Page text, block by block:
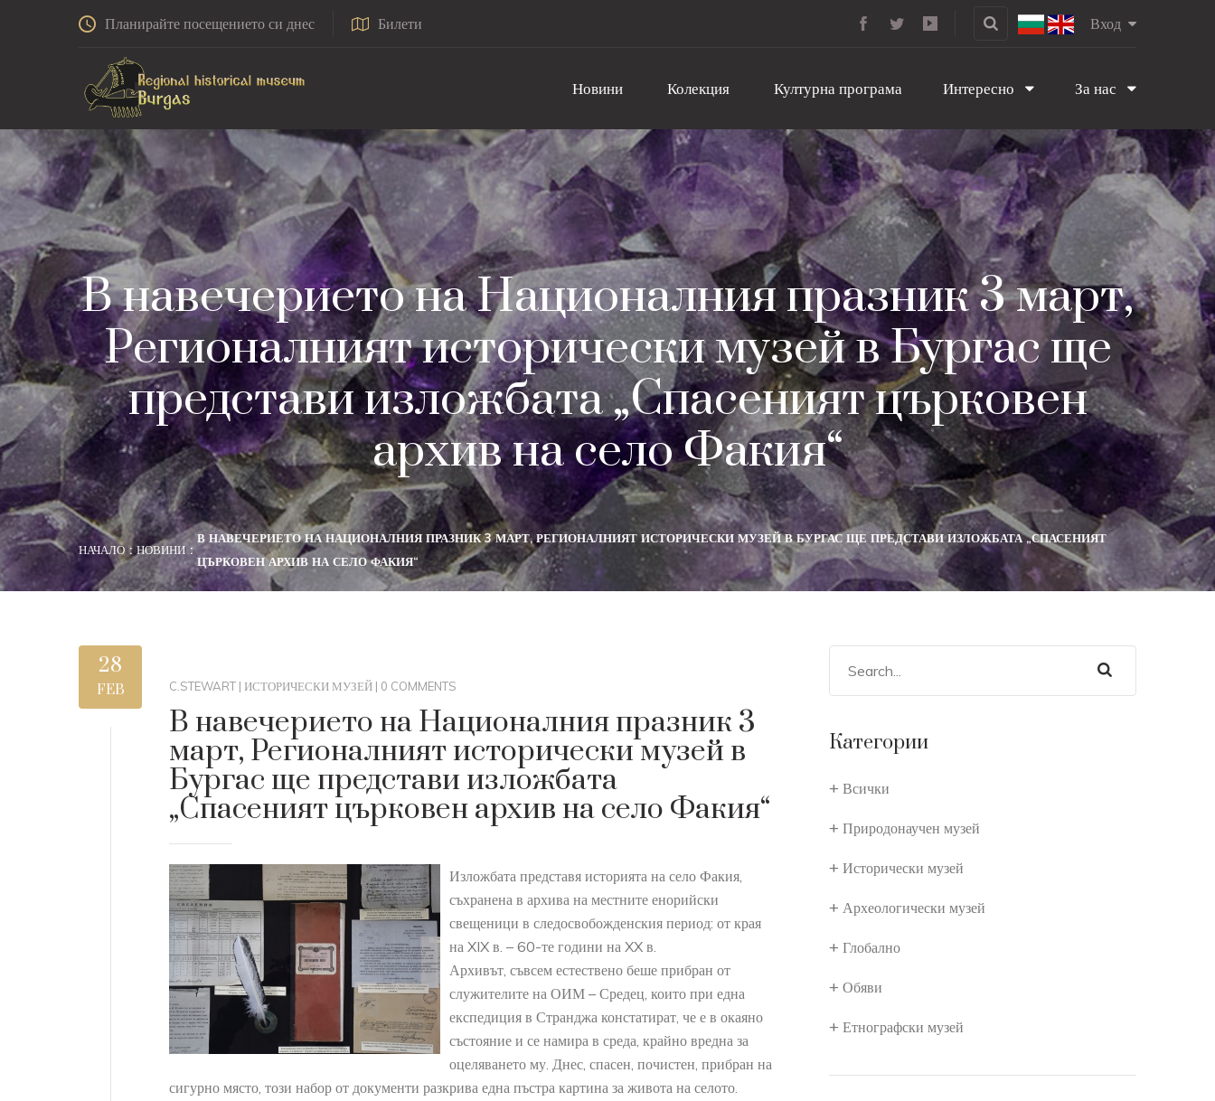
Планирайте посещението си днес Билети Вход
Новини Колекция Културна програма Интересно За нас
В навечерието на Националния празник 3 март,
Регионалният исторически музей в Бургас ще
представи изложбата „Спасеният църковен
архив на село Факия“
НАЧАЛО НОВИНИ
В НАВЕЧЕРИЕТО НА НАЦИОНАЛНИЯ ПРАЗНИК 3 МАРТ, РЕГИОНАЛНИЯТ ИСТОРИЧЕСКИ МУЗЕЙ В БУРГАС ЩЕ ПРЕДСТАВИ ИЗЛОЖБАТА „СПАСЕНИЯТ
ЦЪРКОВЕН АРХИВ НА СЕЛО ФАКИЯ“
28
FEB C.STEWART | ИСТОРИЧЕСКИ МУЗЕЙ | 0 COMMENTS
В навечерието на Националния празник 3
март, Регионалният исторически музей в
Бургас ще представи изложбата
„Спасеният църковен архив на село Факия“
Изложбата представя историята на село Факия,
съхранена в архива на местните енорийски
свещеници в следосвобожденския период: от края
на XIX в. – 60-те години на XX в.
Архивът, съвсем естествено беше прибран от
служителите на ОИМ – Средец, които при една
експедиция в Странджа констатират, че е в окаяно
състояние и се намира в среда, крайно вредна за
оцеляването му. Днес, спасен, почистен, прибран на
сигурно място, този набор от документи разкрива една пъстра картина за живота на селото.
Категории
Всички
Природонаучен музей
Исторически музей
Археологически музей
Глобално
Обяви
Етнографски музей